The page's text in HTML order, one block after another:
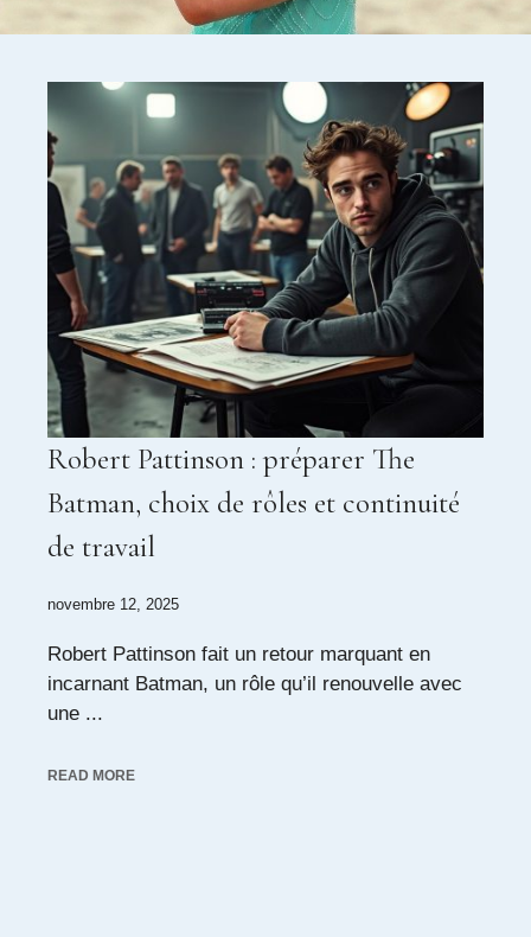
Robert Pattinson : préparer The
Batman, choix de rôles et continuité
de travail
novembre 12, 2025
Robert Pattinson fait un retour marquant en
incarnant Batman, un rôle qu’il renouvelle avec
une ...
READ MORE